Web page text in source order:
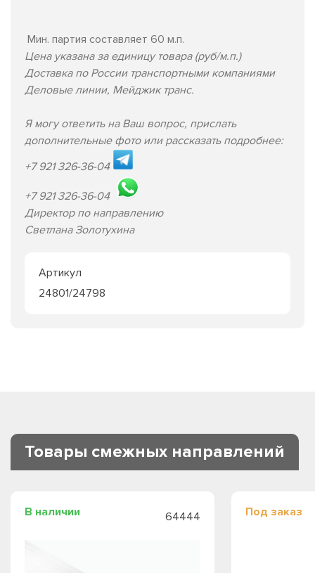
Мин. партия составляет 60 м.п.
Цена указана за единицу товара (руб/м.п.)
Доставка по России транспортными компаниями
Деловые линии, Мейджик транс.
Я могу ответить на Ваш вопрос, прислать
дополнительные фото или рассказать подробнее:
+7 921 326-36-04
+7 921 326-36-04
Директор по направлению
Светлана Золотухина
Артикул
24801/24798
Товары смежных направлений
В наличии 64444 Под заказ